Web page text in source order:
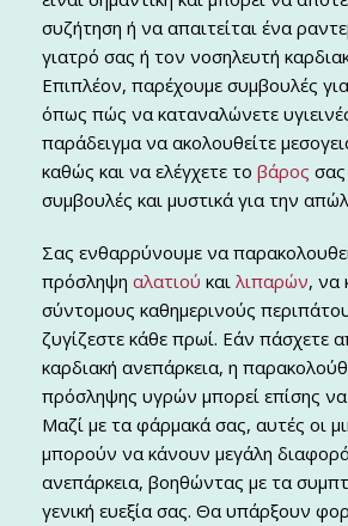
συζήτηση ή να απαιτείται ένα
γιατρό σας ή τον νοσηλευτή
Επιπλέον, παρέχουμε συμβουλές
όπως πώς να καταναλώνετε
παράδειγμα να ακολουθείτε
καθώς και να ελέγχετε το βάρος σας
συμβουλές και μυστικά για την
Σας ενθαρρύνουμε να
πρόσληψη αλατιού και λιπαρών, να
σύντομους καθημερινούς
ζυγίζεστε κάθε πρωί. Εάν πάσχετε
καρδιακή ανεπάρκεια, η
πρόσληψης υγρών μπορεί επίσης να
Μαζί με τα φάρμακά σας, αυτές οι
μπορούν να κάνουν μεγάλη
ανεπάρκεια, βοηθώντας με τα
γενική ευεξία σας. Θα υπάρξουν